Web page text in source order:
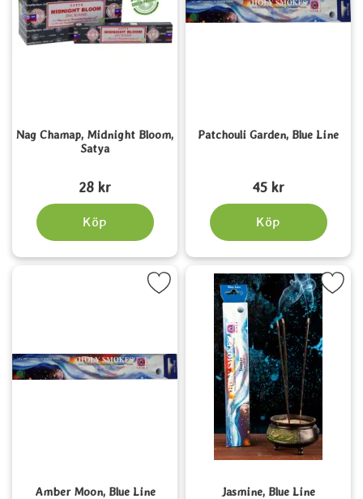
Nag Chamap, Midnight Bloom,
Satya
28 kr
Köp
Patchouli Garden, Blue Line
45 kr
Köp
Amber Moon, Blue Line
Markera amber Moon, Blue Line som favorit
Jasmine, Blue Line
Markera jasmine, Blue